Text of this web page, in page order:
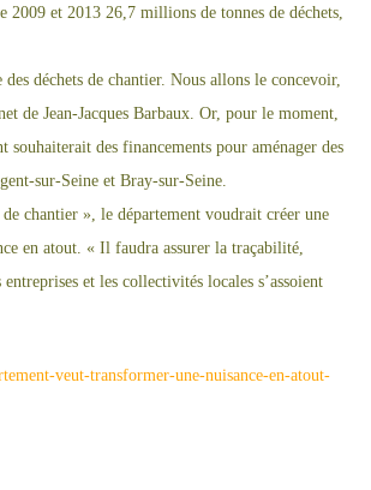
2009 et 2013 26,7 millions de tonnes de déchets,
des déchets de chantier. Nous allons le concevoir,
t de Jean-Jacques Barbaux. Or, pour le moment,
des financements pour aménager des
sur-Seine et Bray-sur-Seine.
chantier », le département voudrait créer une
en atout. « Il faudra assurer la traçabilité,
et les collectivités locales s’assoient
veut-transformer-une-nuisance-en-atout-